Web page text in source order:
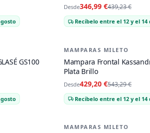
Desde346,99 €439,23 €
Recíbelo entre el 12 y el 14
GS100
- 21 %
MAMPARAS MILETO
Mampara Frontal
Plata Brillo
Desde429,20 €543,29 €
Recíbelo entre el 12 y el 14
- 21 %
MAMPARAS MILETO